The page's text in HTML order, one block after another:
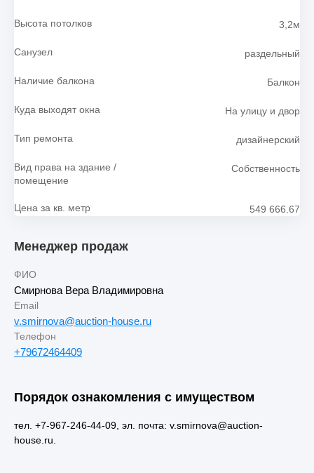
Высота потолков 3,2м
Санузел раздельный
Наличие балкона Балкон
Куда выходят окна На улицу и двор
Тип ремонта дизайнерский
Вид права на здание /
помещение
Собственность
Цена за кв. метр 549 666.67
Менеджер продаж
ФИО
Смирнова Вера Владимировна
Email
v.smirnova@auction-house.ru
Телефон
+79672464409
Порядок ознакомления с имуществом
тел. +7-967-246-44-09, эл. почта: v.smirnova@auction-
house.ru.